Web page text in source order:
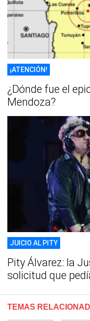
¡ATENCIÓN!
¿Dónde fue el
Mendoza?
JUICIO AL PITY
Pity Álvarez: la
solicitud que
TEMAS